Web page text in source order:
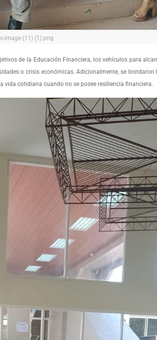
image (11) (1).png
de la Educación Financiera, los vehículos para
o crisis económicas. Adicionalmente, se brindaron
vida cotidiana cuando no se posee resiliencia financiera.